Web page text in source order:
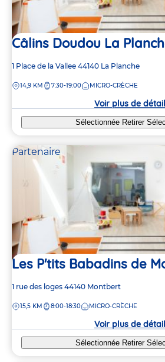
Câlins Doudou La
Adresse
la
1 Place de la Vallee 44140 La Planche
DISTANCE
14,9 KM 7:30-19:00 MICRO-CRÈCHE
Voir plus de
Sélectionnée Retirer
Partenaire
Les P'tits Babadins de
Adresse
la
1 rue des loges 44140 Montbert
DISTANCE
15,5 KM 8:00-18:30 MICRO-CRÈCHE
Voir plus de
Sélectionnée Retirer